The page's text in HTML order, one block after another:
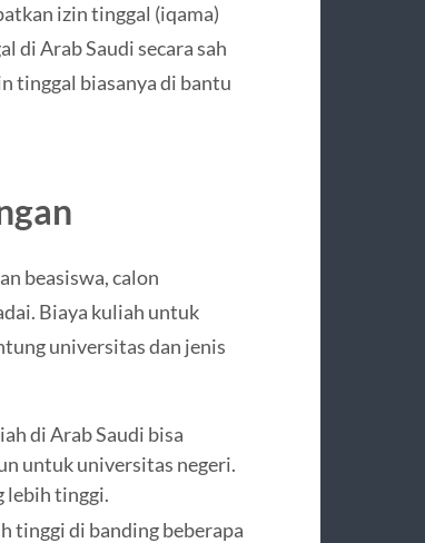
izin tinggal (iqama)
di Arab Saudi secara sah
tinggal biasanya di bantu
beasiswa, calon
Biaya kuliah untuk
universitas dan jenis
di Arab Saudi bisa
untuk universitas negeri.
lebih tinggi.
tinggi di banding beberapa